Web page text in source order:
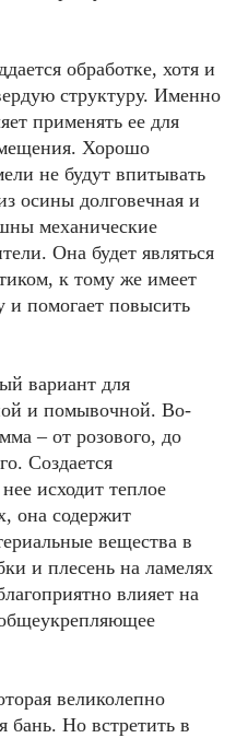
обработке, хотя и
структуру. Именно
применять ее для
Хорошо
не будут впитывать
осины долговечная и
механические
Она будет являться
к тому же имеет
и помогает повысить
вариант для
и помывочной. Во-
– от розового, до
Создается
исходит теплое
она содержит
вещества в
и плесень на ламелях
влияет на
великолепно
бань. Но встретить в